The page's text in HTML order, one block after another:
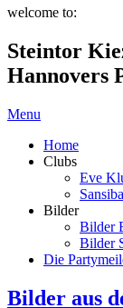
welcome to:
Steintor
Hannovers
Menu
Home
Clubs
Eve
Bilder
Bilder
Bilder
Die
Bilder aus